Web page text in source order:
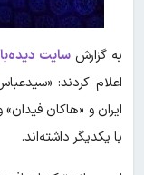
به گزارش سایت
اعلام کردند:
ایران و «هاکان
با یکدیگر داشته‌اند.